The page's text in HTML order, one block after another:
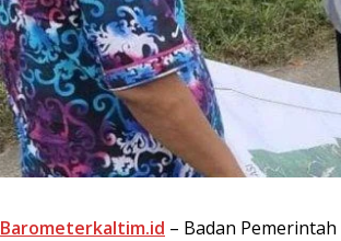
Barometerkaltim.id – Badan